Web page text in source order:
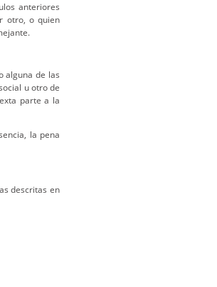
anteriores
otro, o quien
alguna de las
u otro de
parte a la
la pena
descritas en